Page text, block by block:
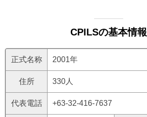
CPILSの基本情報
正式名称 2001年
住所 330人
代表電話 +63-32-416-7637